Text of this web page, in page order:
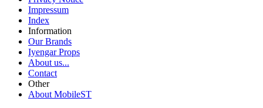
Impressum
Index
Information
Our Brands
Iyengar Props
About us...
Contact
Other
About MobileST